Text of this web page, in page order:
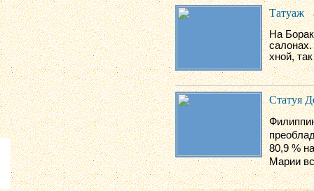
Татуаж
На
хной,
Статуя
80,9 %
Марии